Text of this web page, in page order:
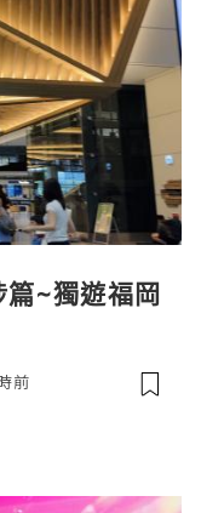
~獨遊福岡
前